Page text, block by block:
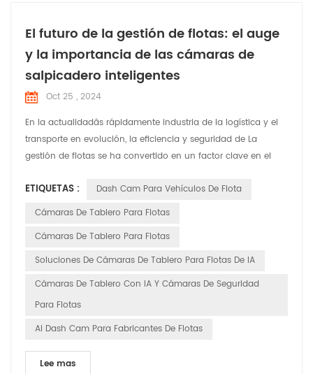
El futuro de la gestión de flotas: el auge
y la importancia de las cámaras de
salpicadero inteligentes
Oct 25 , 2024
En la actualidadâs rápidamente industria de la logística y el
transporte en evolución, la eficiencia y seguridad de La
gestión de flotas se ha convertido en un factor clave en el
los avances tecnológicos, las cámaras de tablero inteligentes
tienen transformado de simples herramientas de grabación
ETIQUETAS :
Dash Cam Para Vehículos De Flota
Cámaras De Tablero Para Flotas
Cámaras De Tablero Para Flotas
Soluciones De Cámaras De Tablero Para Flotas De IA
Cámaras De Tablero Con IA Y Cámaras De Seguridad
Para Flotas
AI Dash Cam Para Fabricantes De Flotas
Lee mas